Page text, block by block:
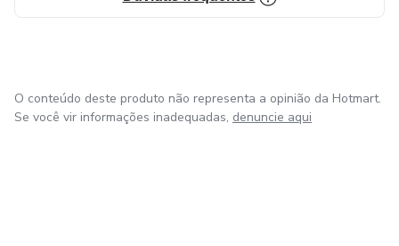
O conteúdo deste produto não representa a opinião da Hotmart.
Se você vir informações inadequadas, denuncie aqui